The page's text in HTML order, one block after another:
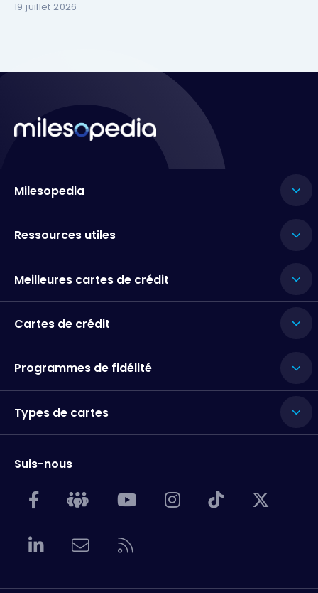
19 juillet 2026
Milesopedia
Ressources utiles
Meilleures cartes de crédit
Cartes de crédit
Programmes de fidélité
Types de cartes
Suis-nous